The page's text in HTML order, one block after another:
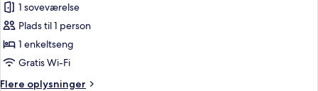
1 soveværelse
Plads til 1 person
1 enkeltseng
Gratis Wi-Fi
Flere oplysninger
Flere